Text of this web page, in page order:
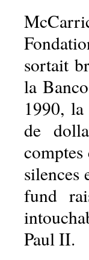
sortait
la
1990,
de
silences
fund
Paul II.